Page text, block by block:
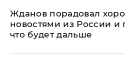
Жданов порадовал
новостями из России и
что будет дальше